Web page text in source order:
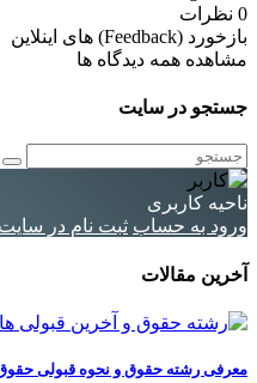
0 نظرات
بازخورد (Feedback) های اینلاین
مشاهده همه دیدگاه ها
جستجو در سایت
ناحیه کاربری
ورود به حساب ثبت نام در سایت
آخرین مقالات
معرفی رشته حقوق و نحوه قبولی